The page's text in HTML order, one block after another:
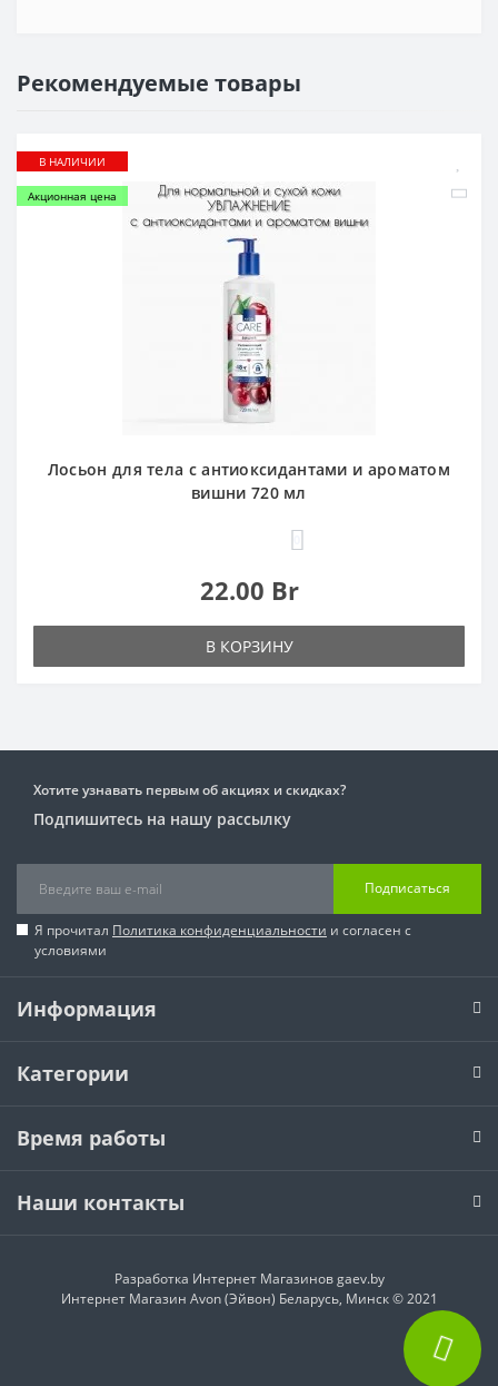
Рекомендуемые товары
В НАЛИЧИИ
Акционная цена
Лосьон для тела с антиоксидантами и ароматом
вишни 720 мл
22.00 Br
В КОРЗИНУ
Хотите узнавать первым об акциях и скидках?
Подпишитесь на нашу рассылку
Подписаться
Я прочитал Политика конфиденциальности и согласен с
условиями
Информация
Категории
Время работы
Наши контакты
Разработка Интернет Магазиновgaev.by
Интернет Магазин Avon (Эйвон) Беларусь, Минск © 2021